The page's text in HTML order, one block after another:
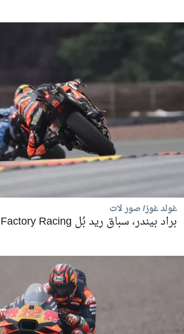
غولد غوز/ صور لات
براد بيندر، سباق ريد بُل KTM Factory Racing